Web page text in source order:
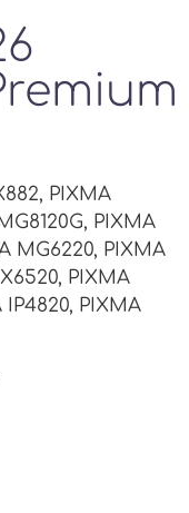
PIXMA
PIXMA
MG6220, PIXMA
PIXMA
IP4820, PIXMA